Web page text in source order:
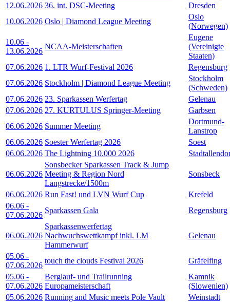
12.06.2026 36. int. DSC-Meeting
Dresden
10.06.2026 Oslo | Diamond League Meeting
Oslo
(Norwegen)
10.06 -
13.06.2026
NCAA-Meisterschaften
Eugene
(Vereinigte
Staaten)
07.06.2026 1. LTR Wurf-Festival 2026
Regensburg
07.06.2026 Stockholm | Diamond League Meeting
Stockholm
(Schweden)
07.06.2026 23. Sparkassen Werfertag
Gelenau
07.06.2026 27. KURTULUS Springer-Meeting
Garbsen
06.06.2026 Summer Meeting
Dortmund-
Lanstrop
06.06.2026 Soester Werfertag 2026
Soest
06.06.2026 The Lightning 10.000 2026
06.06.2026
Sonsbecker Sparkassen Track & Jump
Meeting & Region Nord
Langstrecke/1500m
Sonsbeck
06.06.2026 Run Fast! und LVN Wurf Cup
Krefeld
06.06 -
07.06.2026
Sparkassen Gala Regensburg
06.06.2026
Sparkassenwerfertag
Nachwuchswettkampf inkl. LM
Hammerwurf
Gelenau
05.06 -
07.06.2026
touch the clouds Festival 2026
Gräfelfing
05.06 -
07.06.2026
Berglauf- und Trailrunning
Europameisterschaft
Kamnik
(Slowenien)
05.06.2026 Running and Music meets Pole Vault
Weinstadt